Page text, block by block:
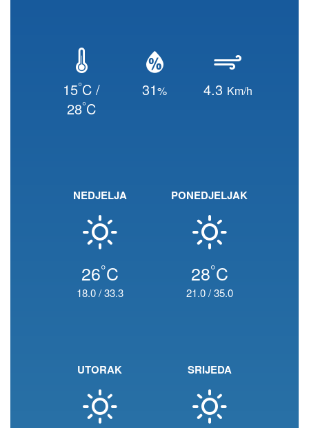
15°C /
28°C
31% 4.3 Km/h
NEDJELJA
26°C
18.0/33.3
PONEDJELJAK
28°C
21.0/35.0
UTORAK SRIJEDA